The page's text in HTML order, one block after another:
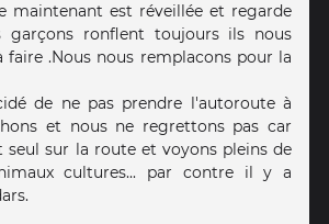
maintenant est réveillée et regarde
ronflent toujours ils nous
faire .Nous nous remplacons pour la
de ne pas prendre l'autoroute à
et nous ne regrettons pas car
seul sur la route et voyons pleins de
cultures... par contre il y a